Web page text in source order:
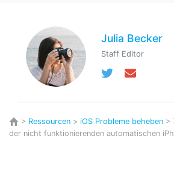
Julia Becker
Staff Editor
> Ressourcen > iOS Probleme beheben >
der nicht funktionierenden automatischen